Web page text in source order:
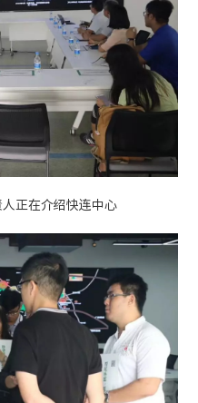
正在介绍快连中心